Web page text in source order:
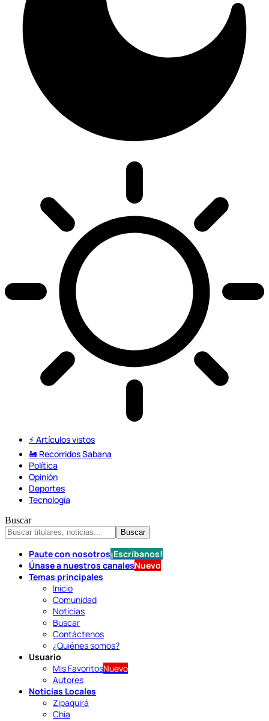
⚡️ Artículos vistos
🚂 Recorridos Sabana
Política
Opinión
Deportes
Tecnología
Buscar
Paute con nosotros¡Escríbanos!
Únase a nuestros canalesNuevo
Temas principales
Inicio
Comunidad
Noticias
Buscar
Contáctenos
¿Quiénes somos?
Usuario
Mis FavoritosNuevo
Autores
Noticias Locales
Zipaquirá
Chía